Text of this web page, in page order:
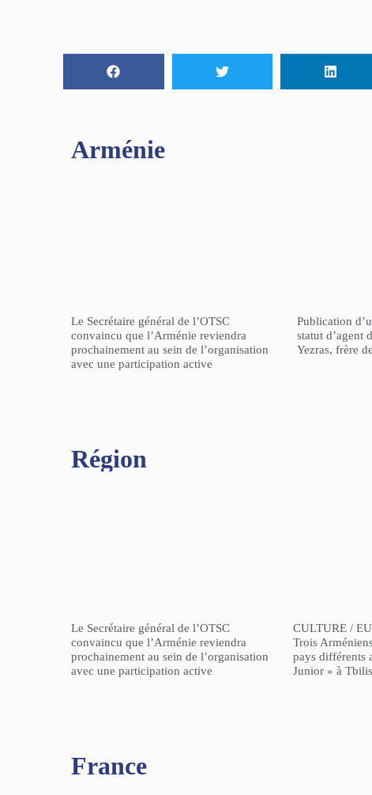
Arménie
Le Secrétaire général de l’OTSC
convaincu que l’Arménie reviendra
prochainement au sein de l’organisation
avec une participation active
Publication
statut d’agent
Yezras, frère
Région​
Le Secrétaire général de l’OTSC
convaincu que l’Arménie reviendra
prochainement au sein de l’organisation
avec une participation active
CULTURE /
Trois
pays différents
Junior » à
France